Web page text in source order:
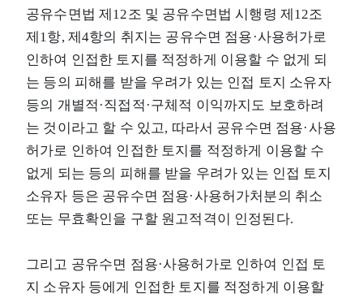
공유수면법 제12조 및 공유수면법 시행령 제12조
제1항, 제4항의 취지는 공유수면 점용·사용허가로
인하여 인접한 토지를 적정하게 이용할 수 없게 되
는 등의 피해를 받을 우려가 있는 인접 토지 소유자
등의 개별적·직접적·구체적 이익까지도 보호하려
는 것이라고 할 수 있고, 따라서 공유수면 점용·사용
허가로 인하여 인접한 토지를 적정하게 이용할 수
없게 되는 등의 피해를 받을 우려가 있는 인접 토지
소유자 등은 공유수면 점용·사용허가처분의 취소
또는 무효확인을 구할 원고적격이 인정된다.
그리고 공유수면 점용·사용허가로 인하여 인접 토
지 소유자 등에게 인접한 토지를 적정하게 이용할